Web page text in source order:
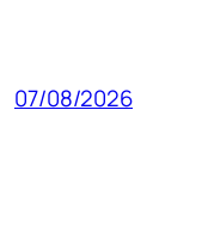
07/08/2026